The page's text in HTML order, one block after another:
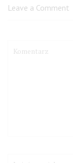
Leave a Comment